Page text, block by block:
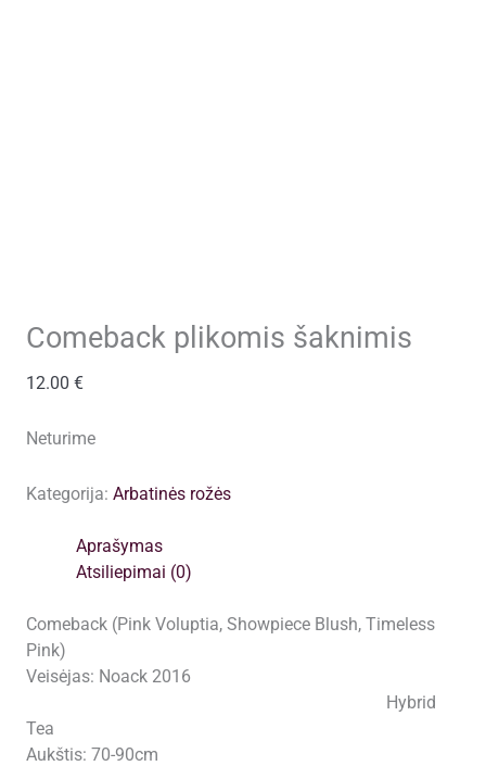
Comeback plikomis šaknimis
12.00 €
Neturime
Kategorija: Arbatinės rožės
Aprašymas
Atsiliepimai (0)
Comeback (Pink Voluptia, Showpiece Blush, Timeless
Pink)
Veisėjas: Noack 2016
Hybrid
Tea
Aukštis: 70-90cm